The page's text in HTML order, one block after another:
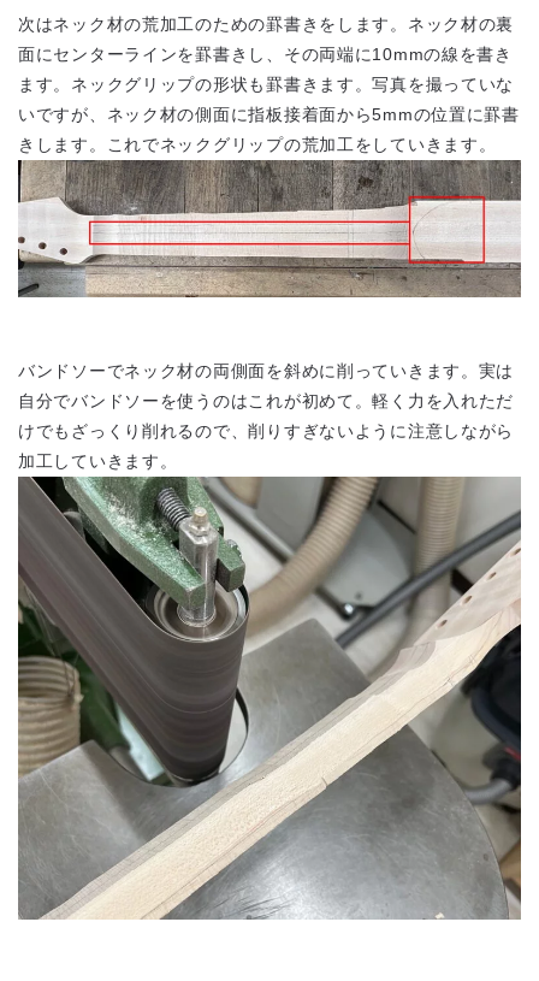
次はネック材の荒加工のための罫書きをします。ネック材の裏
面にセンターラインを罫書きし、その両端に10mmの線を書き
ます。ネックグリップの形状も罫書きます。写真を撮っていな
いですが、ネック材の側面に指板接着面から5mmの位置に罫書
きします。これでネックグリップの荒加工をしていきます。
バンドソーでネック材の両側面を斜めに削っていきます。実は
自分でバンドソーを使うのはこれが初めて。軽く力を入れただ
けでもざっくり削れるので、削りすぎないように注意しながら
加工していきます。